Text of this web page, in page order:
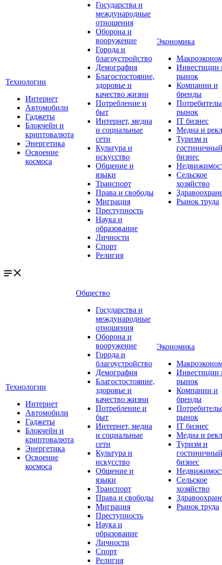
Технологии
Интернет
Автомобили
Гаджеты
Блокчейн и
криптовалюта
Энергетика
Освоение
космоса
Государства и
международные
отношения
Оборона и
вооружение
Города и
благоустройство
Демография
Благостостояние,
здоровье и
качество жизни
Потребление и
быт
Интернет, медиа
и социальные
сети
Культура и
искусство
Общение и
языки
Транспорт
Права и свободы
Миграция
Преступность
Наука и
образование
Личности
Спорт
Религия
Экономика
Инвестиции
рынок
Компании и
бренды
рынок
IT бизнес
Медиа и
Туризм и
гостиничный
бизнес
Сельское
хозяйство
Рынок труда
Технологии
Интернет
Автомобили
Гаджеты
Блокчейн и
криптовалюта
Энергетика
Освоение
космоса
Общество
Государства и
международные
отношения
Оборона и
вооружение
Города и
благоустройство
Демография
Благостостояние,
здоровье и
качество жизни
Потребление и
быт
Интернет, медиа
и социальные
сети
Культура и
искусство
Общение и
языки
Транспорт
Права и свободы
Миграция
Преступность
Наука и
образование
Личности
Спорт
Религия
Экономика
Инвестиции
рынок
Компании и
бренды
рынок
IT бизнес
Медиа и
Туризм и
гостиничный
бизнес
Сельское
хозяйство
Рынок труда